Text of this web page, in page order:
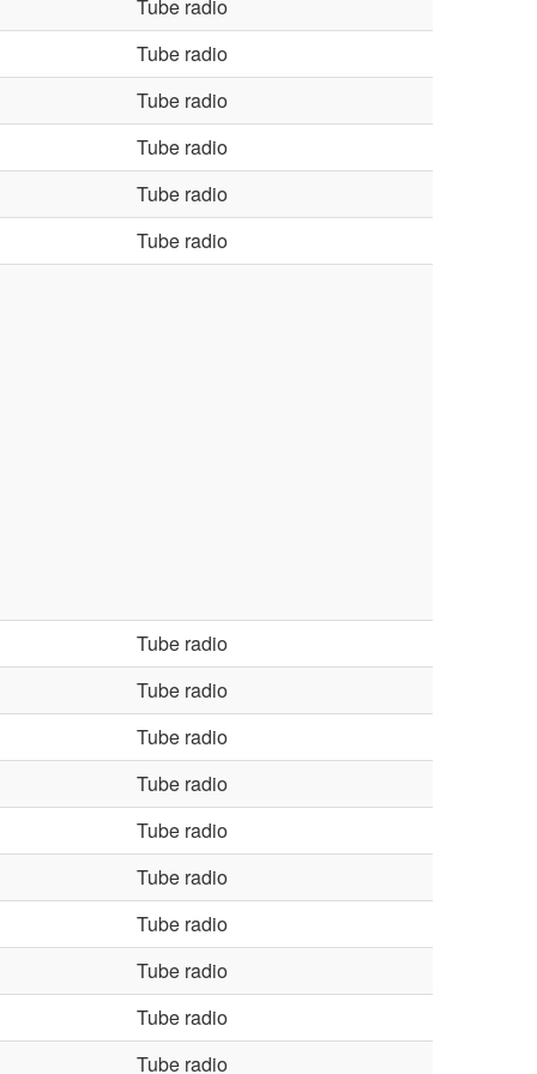
Tube radio
Tube radio
Tube radio
Tube radio
Tube radio
Tube radio
Tube radio
Tube radio
Tube radio
Tube radio
Tube radio
Tube radio
Tube radio
Tube radio
Tube radio
Tube radio